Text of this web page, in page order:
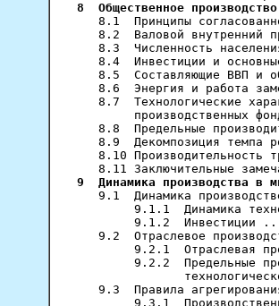
8  Общественное
8.1  Принципы
8.2  Валовой внутренний
8.3  Численность
8.4  Инвестиции и
8.5  Составляющие ВВП и
8.6  Энергия и работа
8.7  Технологические
производственных
8.8  Предельные
8.9  Декомпозиция темпа
8.10 Производительность
9  Динамика производства в
9.1  Динамика
9.1.1  Динамика
9.1.2  Инвестиции
9.2  Отраслевое
9.2.1  Отраслевая
9.2.2  Предельные
9.3  Правила
9.3.1